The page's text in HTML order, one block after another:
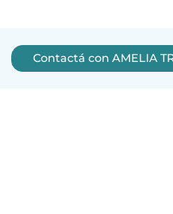
Contactá con AMELIA